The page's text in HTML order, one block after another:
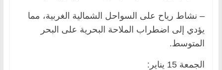
– نشاط رياح على السواحل الشمالية الغربية، مما
يؤدي إلى اضطراب الملاحة البحرية على البحر
المتوسط.
الجمعة 15 يناير: